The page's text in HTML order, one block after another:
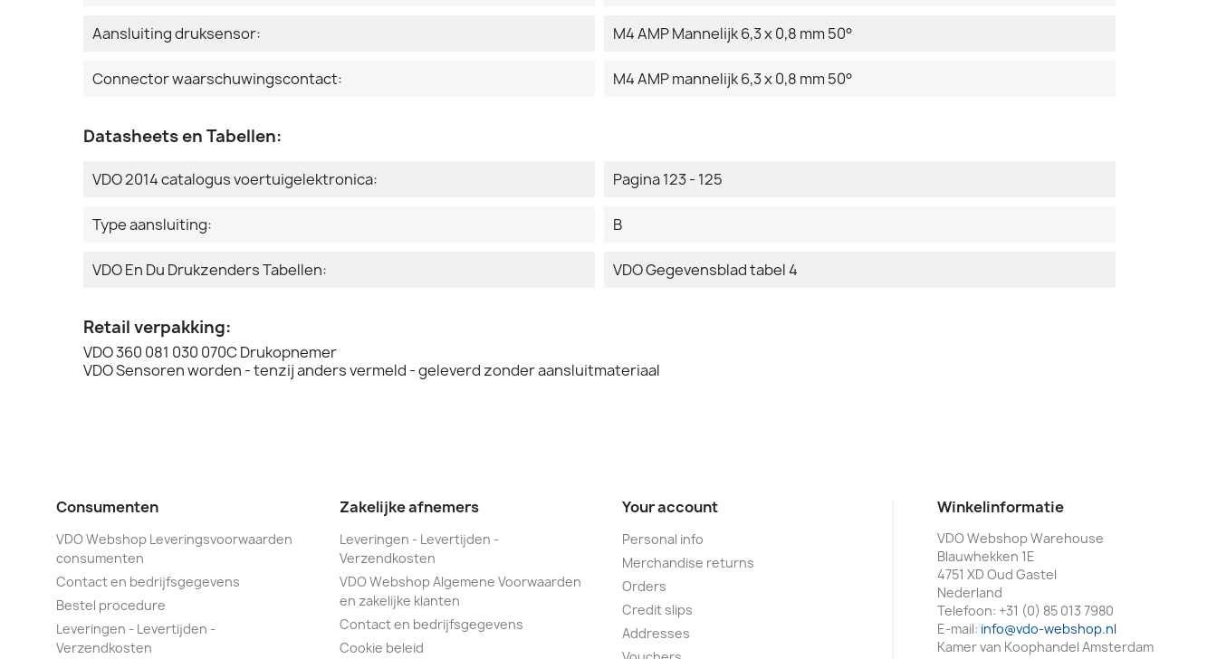
Aansluiting druksensor: M4 AMP Mannelijk 6,3 x 0,8 mm 50°
Connector waarschuwingscontact: M4 AMP mannelijk 6,3 x 0,8 mm 50°
Datasheets en Tabellen:
VDO 2014 catalogus voertuigelektronica: Pagina 123 - 125
Type aansluiting: B
VDO En Du Drukzenders Tabellen: VDO Gegevensblad tabel 4
Retail verpakking:
VDO 360 081 030 070C Drukopnemer
VDO Sensoren worden - tenzij anders vermeld - geleverd zonder aansluitmateriaal
Consumenten
VDO Webshop Leveringsvoorwaarden
consumenten
Contact en bedrijfsgegevens
Bestel procedure
Leveringen - Levertijden -
Verzendkosten
Zakelijke afnemers
Leveringen - Levertijden -
Verzendkosten
VDO Webshop Algemene Voorwaarden
en zakelijke klanten
Contact en bedrijfsgegevens
Cookie beleid
Your account
Personal info
Merchandise returns
Orders
Credit slips
Addresses
Winkelinformatie
VDO Webshop Warehouse
Blauwhekken 1E
4751 XD Oud Gastel
Nederland
Telefoon: +31 (0) 85 013 7980
E-mail: info@vdo-webshop.nl
Kamer van Koophandel Amsterdam